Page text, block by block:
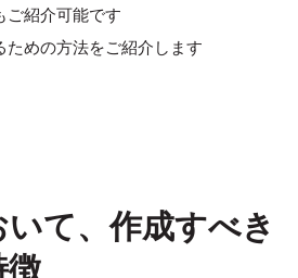
ご紹介可能です
めの方法をご紹介します
て、作成すべき
徴